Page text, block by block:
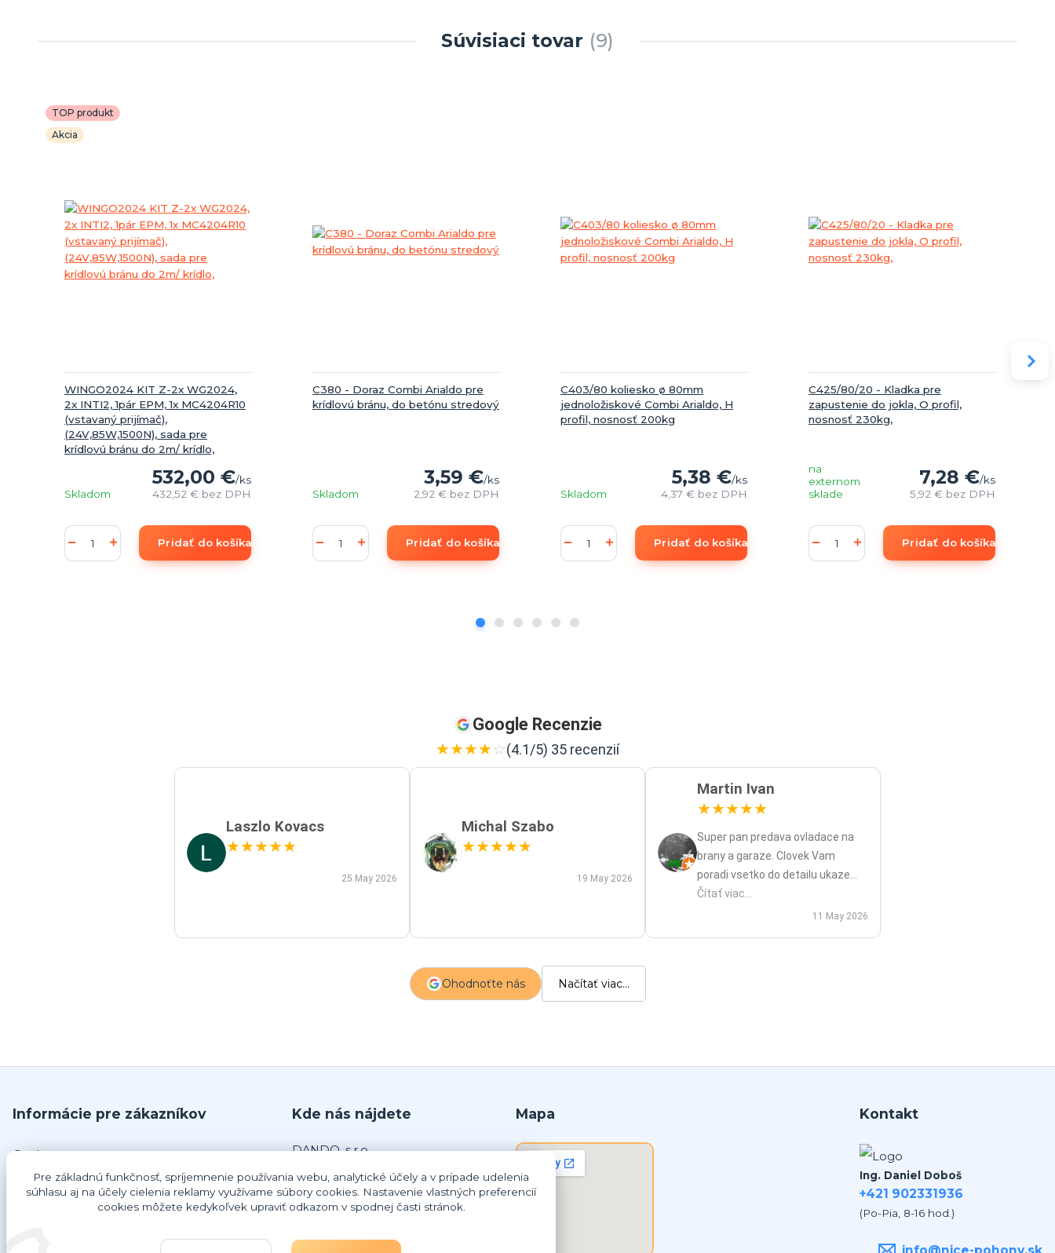
Súvisiaci tovar 9
TOP produkt
Akcia
WINGO2024 KIT Z-2x WG2024,
2x INTI2, 1pár EPM, 1x MC4204R10
(vstavaný prijímač),
(24V,85W,1500N), sada pre
krídlovú bránu do 2m/ krídlo,
532,00 €/ks
432,52 € bez DPH
Skladom
Pridať do košíka
C380 - Doraz Combi Arialdo pre
krídlovú bránu, do betónu stredový
3,59 €/ks
2,92 € bez DPH
Skladom
Pridať do košíka
C403/80 koliesko ø 80mm
jednoložiskové Combi Arialdo, H
profil, nosnosť 200kg
5,38 €/ks
4,37 € bez DPH
Skladom
Pridať do košíka
C425/80/20 - Kladka pre
zapustenie do jokla, O profil,
nosnosť 230kg,
7,28 €/ks
5,92 € bez DPH
na
externom
sklade
Pridať do košíka
Google Recenzie
★★★★☆(4.1/5) 35 recenzií
Laszlo Kovacs
★★★★★
25 May 2026
Michal Szabo
★★★★★
19 May 2026
Martin Ivan
★★★★★
Super pan predava ovladace na
brany a garaze. Clovek Vam
poradi vsetko do detailu ukaze
popripade nadstavy priamo na
mieste a ked uz nahodou to nejde
Čítať viac...
11 May 2026
Ohodnoťte nás Načítať viac...
Informácie pre zákazníkov
O nás
Obchodné podmienky
Odstúpenie od zmluvy
Kde nás nájdete
DANDO, s.r.o.
925 63 Dolná Streda
IČO: 47348 259
IČ DPH: SK2023837948
Mapa Kontakt
Ing. Daniel Doboš
+421 902331936
(Po-Pia, 8-16 hod.)
info@nice-pohony.sk
Pre základnú funkčnosť, spríjemnenie používania webu, analytické účely a v prípade udelenia
súhlasu aj na účely cielenia reklamy využívame súbory cookies. Nastavenie vlastných preferencií
cookies môžete kedykoľvek upraviť odkazom v spodnej časti stránok.